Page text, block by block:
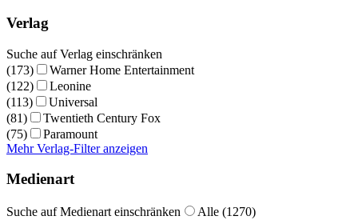
Verlag
Suche auf Verlag einschränken
(173)
Warner Home Entertainment
(122)
Leonine
(113)
Universal
(81)
Twentieth Century Fox
(75)
Paramount
Mehr Verlag-Filter anzeigen
Medienart
Suche auf Medienart einschränken
Alle (1270)